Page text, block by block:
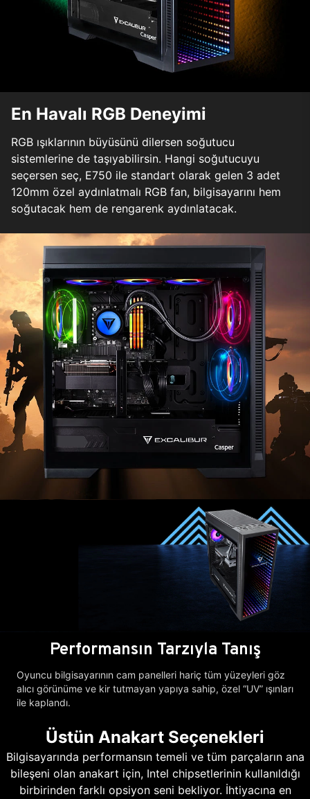
En Havalı RGB Deneyimi
RGB ışıklarının büyüsünü dilersen soğutucu
sistemlerine de taşıyabilirsin. Hangi soğutucuyu
seçersen seç, E750 ile standart olarak gelen 3 adet
120mm özel aydınlatmalı RGB fan, bilgisayarını hem
soğutacak hem de rengarenk aydınlatacak.
Performansın Tarzıyla Tanış
Oyuncu bilgisayarının cam panelleri hariç tüm yüzeyleri göz
alıcı görünüme ve kir tutmayan yapıya sahip, özel “UV” ışınları
ile kaplandı.
Üstün Anakart Seçenekleri
Bilgisayarında performansın temeli ve tüm parçaların ana
bileşeni olan anakart için, Intel chipsetlerinin kullanıldığı
birbirinden farklı opsiyon seni bekliyor. İhtiyacına en